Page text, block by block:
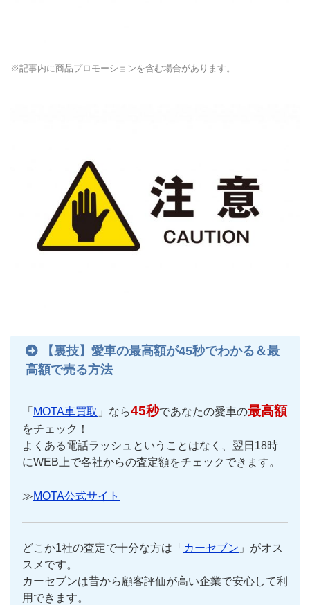
※記事内に商品プロモーションを含む場合があります。
【裏技】愛車の最高額が45秒でわかる＆最
高額で売る方法
「 MOTA車買取 」なら45秒であなたの愛車の最高額
をチェック！
よくある電話ラッシュということはなく、翌日18時
にWEB上で各社からの査定額をチェックできます。
≫MOTA公式サイト
どこか1社の査定で十分な方は「 カーセブン 」がオス
スメです。
カーセブンは昔から顧客評価が高い企業で安心して利
用できます。